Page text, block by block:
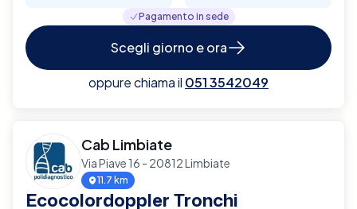
Pagamento in sede
Scegli giorno e ora
oppure chiama il 051 3542049
Cab Limbiate
Via Piave 16 - 20812 Limbiate
11.7 km
Ecocolordoppler Tronchi